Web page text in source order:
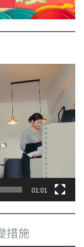
01:01
措施